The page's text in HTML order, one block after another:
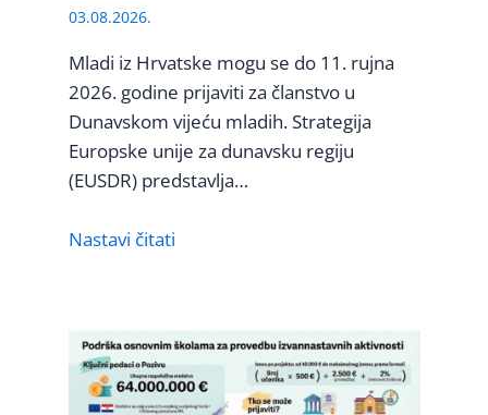
03.08.2026.
Mladi iz Hrvatske mogu se do 11. rujna
2026. godine prijaviti za članstvo u
Dunavskom vijeću mladih. Strategija
Europske unije za dunavsku regiju
(EUSDR) predstavlja…
Nastavi čitati